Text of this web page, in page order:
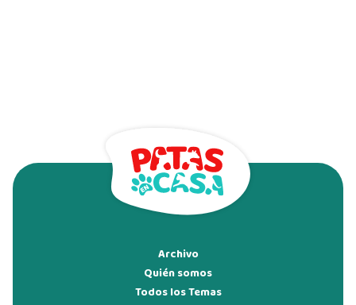
Archivo
Quién somos
Todos los Temas